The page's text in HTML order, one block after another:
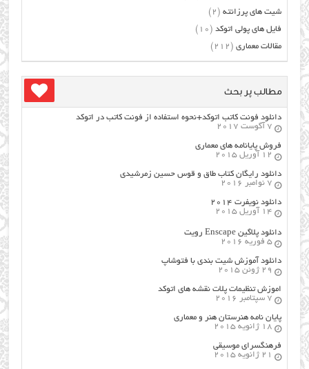
شیت های پرزانته (2)
فایل های پولی اتوکد (10)
مقالات معماری (212)
مطالب پر بحث
دانلود فونت کاتب اتوکد+نحوه استفاده از فونت کاتب در اتوکد
7 آگوست 2017
فروش پایانامه های معماری
12 آوریل 2015
دانلود رایگان کتاب طاق و قوس حسین زمرشیدی
7 نوامبر 2016
دانلود نویفرت ۲۰۱۴
14 آوریل 2015
دانلود پلاگین Enscape رویت
5 فوریه 2016
دانلود آموزش شیت بندی با فتوشاپ
29 ژوئن 2015
اموزش تنظیمات پلات نقشه های اتوکد
7 سپتامبر 2016
پایان نامه هنرستان هنر و معماري
18 ژانویه 2015
فرهنگسراي موسيقي
21 ژانویه 2015